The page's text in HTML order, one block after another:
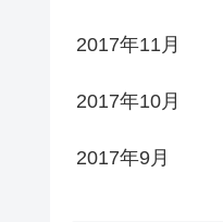
2017年11月
2017年10月
2017年9月